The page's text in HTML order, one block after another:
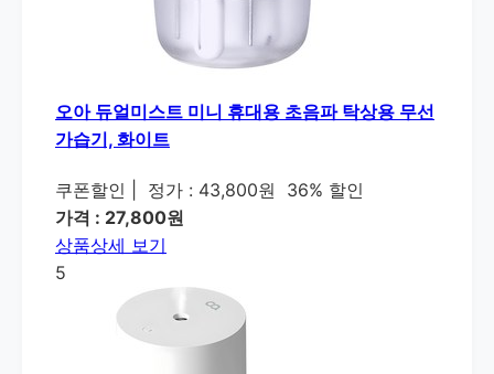
오아 듀얼미스트 미니 휴대용 초음파 탁상용 무선
가습기, 화이트
쿠폰할인 정가 : 43,800원
36% 할인
가격 : 27,800원
상품상세 보기
5